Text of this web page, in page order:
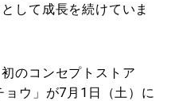
して成長を続けていま
のコンセプトストア
ョウ」が7月1日（土）に